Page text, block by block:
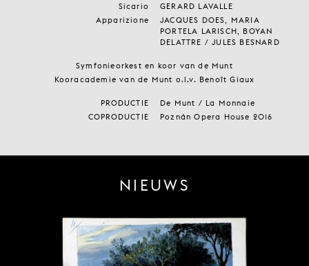
Sicario
GERARD LAVALLE
Apparizione
JACQUES DOES, MARIA
PORTELA LARISCH, BOYAN
DELATTRE / JULES BESNARD
Symfonieorkest en koor van de Munt
Kooracademie van de Munt o.l.v. Benoît Giaux
PRODUCTIE
De Munt / La Monnaie
COPRODUCTIE
Poznán Opera House 2016
NIEUWS